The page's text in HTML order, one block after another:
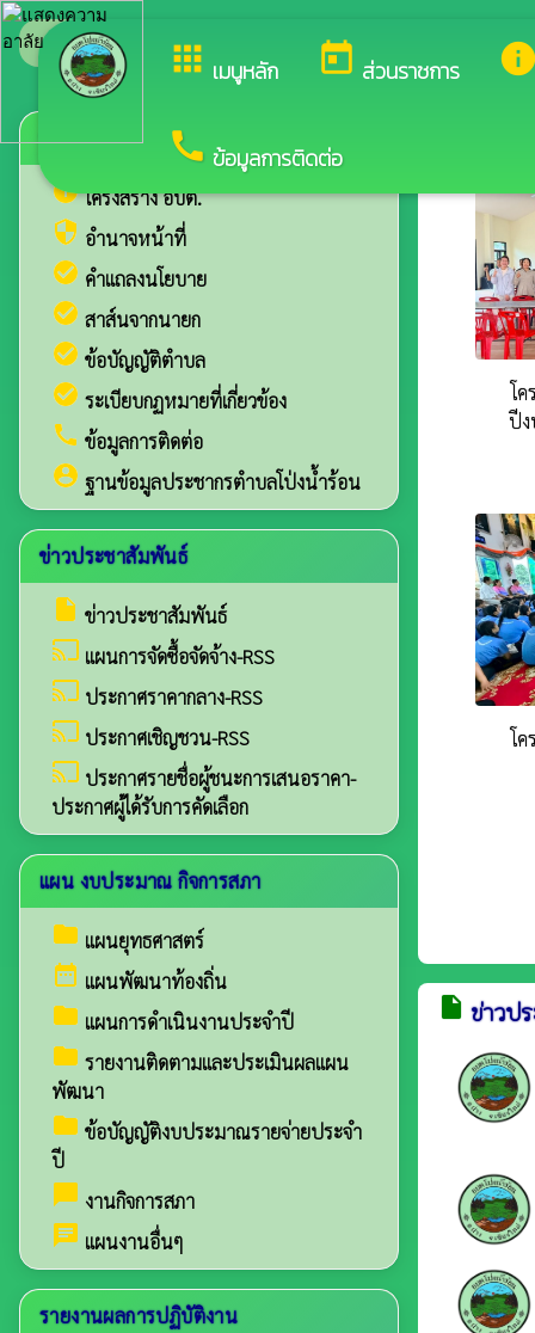
apps เมนูหลัก today ส่วนราชการ
call ข้อมูลการติดต่อ
ยินดีต้อนรับสู่เว็บไซต์ของ องค์การบริหารส่วนตำบลโป่งน้ำร้อน
ข้อมูลเกี่ยวกับ อบต.
infoโครงสร้าง อบต.
security อำนาจหน้าที่
check_circle คำแถลงนโยบาย
check_circle สาส์นจากนายก
check_circle ข้อบัญญัติตำบล
check_circle ระเบียบกฏหมายที่เกี่ยวข้อง
call ข้อมูลการติดต่อ
account_circle ฐานข้อมูลประชากรตำบลโป่งน้ำร้อน
ข่าวประชาสัมพันธ์
insert_drive_file ข่าวประชาสัมพันธ์
cast แผนการจัดซื้อจัดจ้าง-RSS
cast ประกาศราคากลาง-RSS
cast ประกาศเชิญชวน-RSS
cast ประกาศรายชื่อผู้ชนะการเสนอราคา-
ประกาศผู้ได้รับการคัดเลือก
แผน งบประมาณ กิจการสภา
folder แผนยุทธศาสตร์
date_range แผนพัฒนาท้องถิ่น
folder แผนการดำเนินงานประจำปี
folder รายงานติดตามและประเมินผลแผน
พัฒนา
folder ข้อบัญญัติงบประมาณรายจ่ายประจำ
ปี
chat_bubble งานกิจการสภา
chat แผนงานอื่นๆ
รายงานผลการปฏิบัติงาน
โ
ปี
โ
insert_drive_file ข่าวป